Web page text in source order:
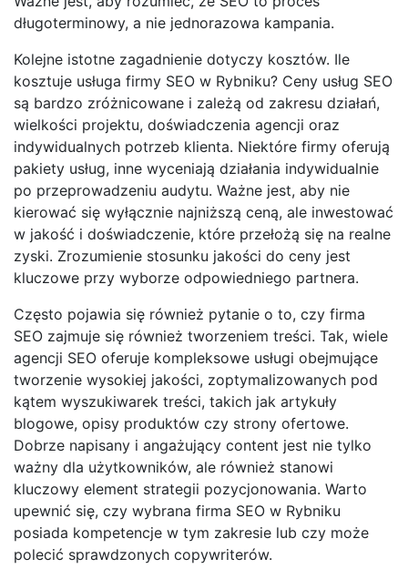
długoterminowy, a nie jednorazowa kampania.
Kolejne istotne zagadnienie dotyczy kosztów. Ile
kosztuje usługa firmy SEO w Rybniku? Ceny usług SEO
są bardzo zróżnicowane i zależą od zakresu działań,
wielkości projektu, doświadczenia agencji oraz
indywidualnych potrzeb klienta. Niektóre firmy oferują
pakiety usług, inne wyceniają działania indywidualnie
po przeprowadzeniu audytu. Ważne jest, aby nie
kierować się wyłącznie najniższą ceną, ale inwestować
w jakość i doświadczenie, które przełożą się na realne
zyski. Zrozumienie stosunku jakości do ceny jest
kluczowe przy wyborze odpowiedniego partnera.
Często pojawia się również pytanie o to, czy firma
SEO zajmuje się również tworzeniem treści. Tak, wiele
agencji SEO oferuje kompleksowe usługi obejmujące
tworzenie wysokiej jakości, zoptymalizowanych pod
kątem wyszukiwarek treści, takich jak artykuły
blogowe, opisy produktów czy strony ofertowe.
Dobrze napisany i angażujący content jest nie tylko
ważny dla użytkowników, ale również stanowi
kluczowy element strategii pozycjonowania. Warto
upewnić się, czy wybrana firma SEO w Rybniku
posiada kompetencje w tym zakresie lub czy może
polecić sprawdzonych copywriterów.